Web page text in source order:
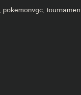
pokemonvgc